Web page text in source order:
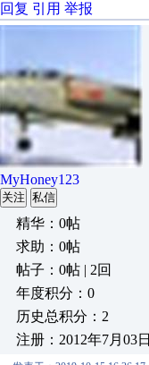
回复 引用 举报
MyHoney123
关注 私信
精华：0帖
求助：0帖
帖子：0帖 | 2回
年度积分：0
历史总积分：2
注册：2012年7月03日